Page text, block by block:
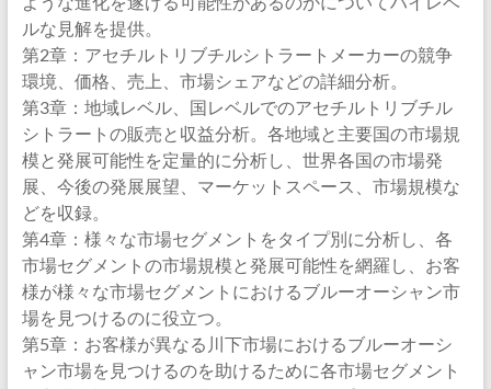
ルな見解を提供。
第2章：アセチルトリブチルシトラートメーカーの競争
環境、価格、売上、市場シェアなどの詳細分析。
第3章：地域レベル、国レベルでのアセチルトリブチル
シトラートの販売と収益分析。各地域と主要国の市場規
模と発展可能性を定量的に分析し、世界各国の市場発
展、今後の発展展望、マーケットスペース、市場規模な
どを収録。
第4章：様々な市場セグメントをタイプ別に分析し、各
市場セグメントの市場規模と発展可能性を網羅し、お客
様が様々な市場セグメントにおけるブルーオーシャン市
場を見つけるのに役立つ。
第5章：お客様が異なる川下市場におけるブルーオーシ
ャン市場を見つけるのを助けるために各市場セグメント